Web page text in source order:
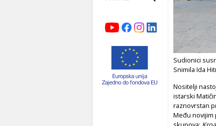
Sudionici
Snimila Ida
Nositelji
istarski
raznovrstan
Među novijim